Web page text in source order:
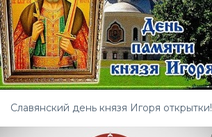
Славянский день князя Игоря открытки!